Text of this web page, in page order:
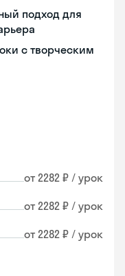
подход для
с творческим
от 2282 ₽ / урок
от 2282 ₽ / урок
от 2282 ₽ / урок